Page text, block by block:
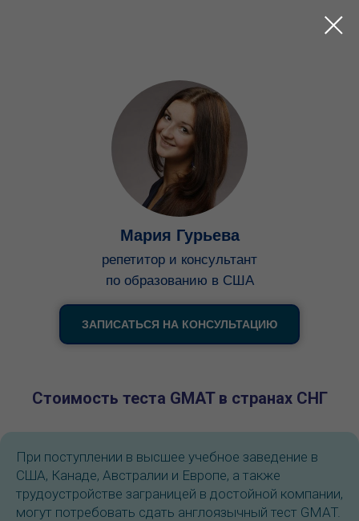
Мария Гурьева
репетитор и консультант
по образованию в США
ЗАПИСАТЬСЯ НА КОНСУЛЬТАЦИЮ
Стоимость теста GMAT в странах СНГ
При поступлении в высшее учебное заведение в
США, Канаде, Австралии и Европе, а также
трудоустройстве заграницей в достойной компании,
могут потребовать сдать англоязычный тест GMAT.